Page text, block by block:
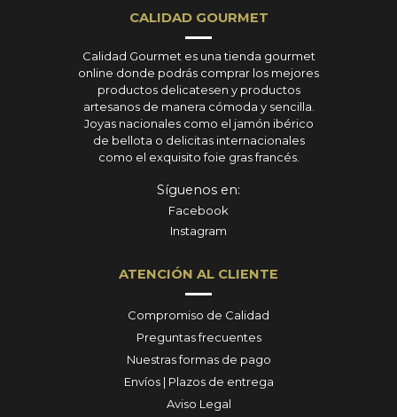
CALIDAD GOURMET
Calidad Gourmet es una tienda gourmet
online donde podrás comprar los mejores
productos delicatesen y productos
artesanos de manera cómoda y sencilla.
Joyas nacionales como el jamón ibérico
de bellota o delicitas internacionales
como el exquisito foie gras francés.
Síguenos en:
Facebook
Instagram
ATENCIÓN AL CLIENTE
Compromiso de Calidad
Preguntas frecuentes
Nuestras formas de pago
Envíos | Plazos de entrega
Aviso Legal